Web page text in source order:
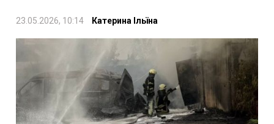
23.05.2026, 10:14 Катерина Ільїна